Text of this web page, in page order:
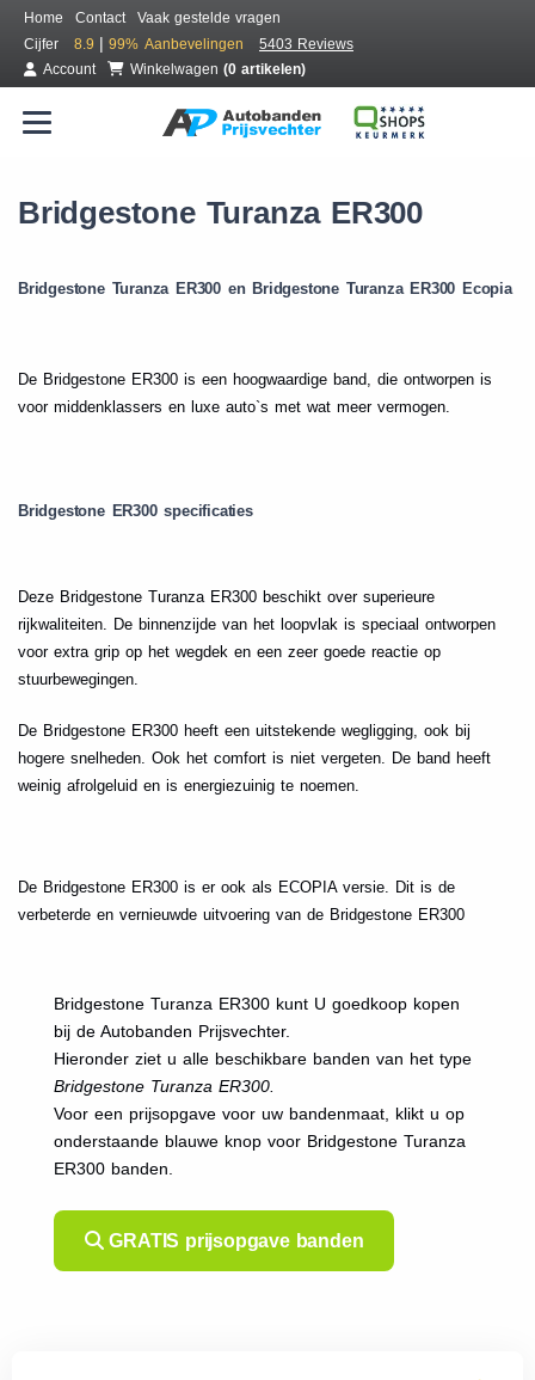
Home Contact
Vaak gestelde vragen
Cijfer
8.9 | 99% Aanbevelingen
5403 Reviews
Account
Winkelwagen (0 artikelen)
Bridgestone Turanza ER300
Bridgestone Turanza ER300 en Bridgestone Turanza ER300 Ecopia
De Bridgestone ER300 is een hoogwaardige band, die ontworpen is
voor middenklassers en luxe auto`s met wat meer vermogen.
Bridgestone ER300 specificaties
Deze Bridgestone Turanza ER300 beschikt over superieure
rijkwaliteiten. De binnenzijde van het loopvlak is speciaal ontworpen
voor extra grip op het wegdek en een zeer goede reactie op
stuurbewegingen.
De Bridgestone ER300 heeft een uitstekende wegligging, ook bij
hogere snelheden. Ook het comfort is niet vergeten. De band heeft
weinig afrolgeluid en is energiezuinig te noemen.
De Bridgestone ER300 is er ook als ECOPIA versie. Dit is de
verbeterde en vernieuwde uitvoering van de Bridgestone ER300
Bridgestone Turanza ER300 kunt U goedkoop kopen
bij de Autobanden Prijsvechter.
Hieronder ziet u alle beschikbare banden van het type
Bridgestone Turanza ER300.
Voor een prijsopgave voor uw bandenmaat, klikt u op
onderstaande blauwe knop voor Bridgestone Turanza
ER300 banden.
GRATIS prijsopgave banden